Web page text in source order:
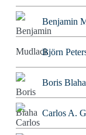
Benjamin
Björn
Boris Blaha
Carlos A.